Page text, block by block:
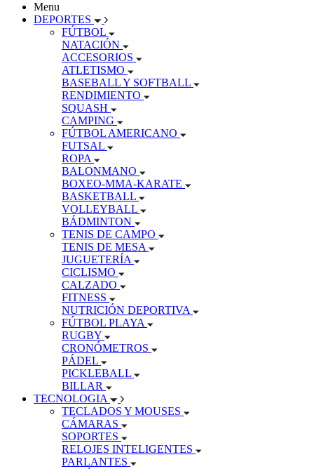
Menu
DEPORTES
FÚTBOL
NATACIÓN
ACCESORIOS
ATLETISMO
BASEBALL Y SOFTBALL
RENDIMIENTO
SQUASH
CAMPING
FÚTBOL AMERICANO
FUTSAL
ROPA
BALONMANO
BOXEO-MMA-KARATE
BASKETBALL
VOLLEYBALL
BÁDMINTON
TENIS DE CAMPO
TENIS DE MESA
JUGUETERÍA
CICLISMO
CALZADO
FITNESS
NUTRICIÓN DEPORTIVA
FÚTBOL PLAYA
RUGBY
CRONÓMETROS
PÁDEL
PICKLEBALL
BILLAR
TECNOLOGIA
TECLADOS Y MOUSES
CÁMARAS
SOPORTES
RELOJES INTELIGENTES
PARLANTES